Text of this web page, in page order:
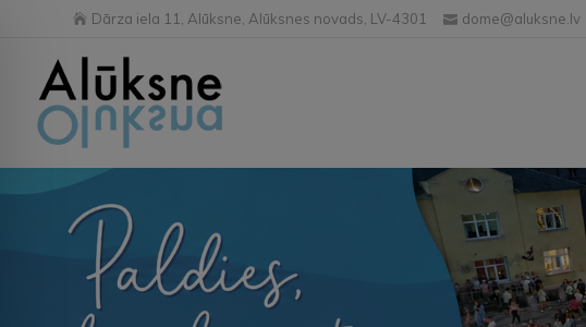
Dārza iela 11, Alūksne, Alūksnes novads, LV-4301 dome@aluksne.lv